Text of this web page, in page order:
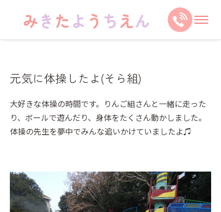
元気に体操したよ(そら組)
大好きな体操の時間です。りんご組さんと一緒に走った
り、ボールで遊んだり、身体をたくさん動かしました。
体操の先生を夢中でみんな追いかけていましたよ♫